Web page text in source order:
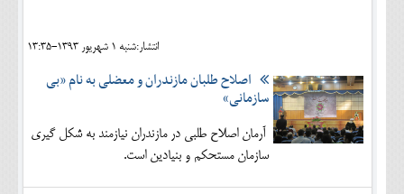
انتشار:شنبه 1 شهريور 1393-13:35
اصلاح طلبان مازندران و معضلی به نام «بی
سازمانی»
آرمان اصلاح طلبی در مازندران نیازمند به شکل گیری
سازمان مستحکم و بنیادین است.